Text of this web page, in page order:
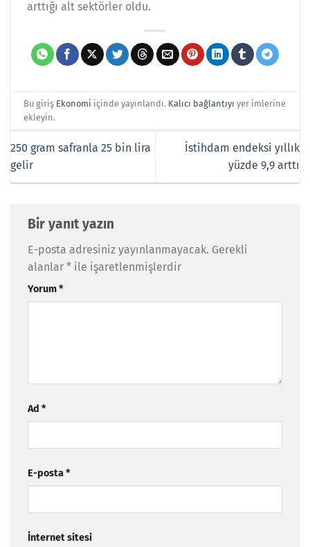
arttığı alt sektörler oldu.
Bu giriş Ekonomi içinde yayınlandı. Kalıcı bağlantıyı yer imlerine
ekleyin.
250 gram safranla 25 bin lira
gelir
İstihdam endeksi yıllık
yüzde 9,9 arttı
Bir yanıt yazın
E-posta adresiniz yayınlanmayacak. Gerekli
alanlar * ile işaretlenmişlerdir
Yorum*
Ad *
E-posta*
İnternet sitesi